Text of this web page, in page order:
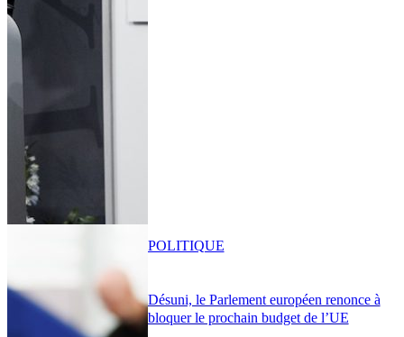
Désuni, le Parlement européen renonce à
bloquer le prochain budget de l’UE
POLITIQUE